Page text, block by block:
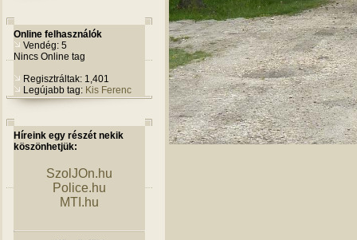
Online felhasználók
Vendég: 5
Nincs Online tag
Regisztráltak: 1,401
Legújabb tag: Kis Ferenc
Híreink egy részét nekik
köszönhetjük:
SzolJOn.hu
Police.hu
MTI.hu